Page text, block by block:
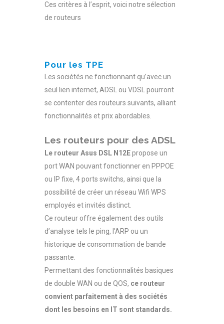
Ces critères à l’esprit, voici notre sélection
de routeurs
Pour les TPE
Les sociétés ne fonctionnant qu’avec un
seul lien internet, ADSL ou VDSL pourront
se contenter des routeurs suivants, alliant
fonctionnalités et prix abordables.
Les routeurs pour des ADSL
Le routeur Asus DSL N12Epropose un
port WAN pouvant fonctionner en PPPOE
ou IP fixe, 4 ports switchs, ainsi que la
possibilité de créer un réseau Wifi WPS
employés et invités distinct.
Ce routeur offre également des outils
d’analyse tels le ping, l’ARP ou un
historique de consommation de bande
passante.
Permettant des fonctionnalités basiques
de double WAN ou de QOS, ce routeur
convient parfaitement à des sociétés
dont les besoins en IT sont standards.